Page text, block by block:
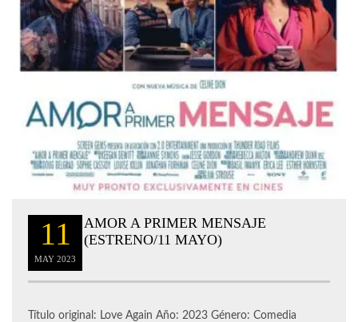
11
MAY 2023
AMOR A PRIMER MENSAJE
(ESTRENO/11 MAYO)
Título original: Love Again Año: 2023 Género: Comedia